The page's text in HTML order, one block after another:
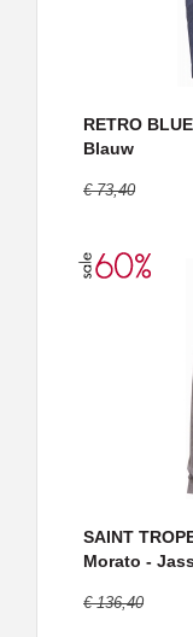
RETRO
Blauw
€ 73,40
SAINT
Morato -
€ 136,40